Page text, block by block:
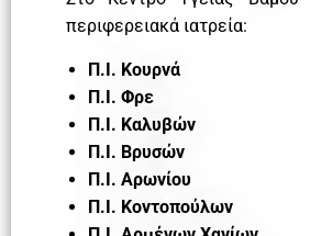
περιφερειακά ιατρεία:
Π.Ι. Κουρνά
Π.Ι. Φρε
Π.Ι. Καλυβών
Π.Ι. Βρυσών
Π.Ι. Αρωνίου
Π.Ι. Κοντοπούλων